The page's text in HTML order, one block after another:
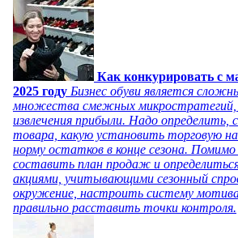
Как конкурировать с
2025 году Бизнес обуви является
множества смежных микростратегий,
извлечения прибыли. Надо определить,
товара, какую установить торговую
норму остатков в конце сезона.
составить план продаж и
акциями, учитывающими сезонный
окружение, настроить систему
правильно расставить точки контроля.